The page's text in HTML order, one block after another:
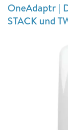
OneAdaptr |
STACK und